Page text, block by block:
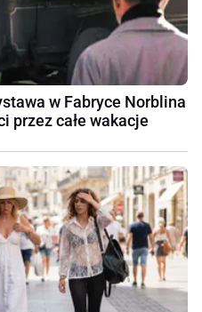
w Fabryce Norblina
przez całe wakacje